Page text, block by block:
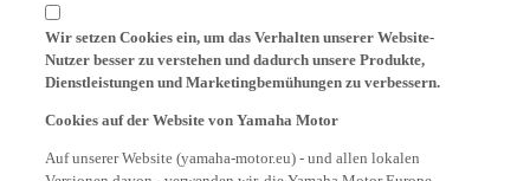
Nutzer besser zu verstehen und dadurch unsere Produkte,
Dienstleistungen und Marketingbemühungen zu verbessern.
Versionen davon - verwenden wir, die Yamaha Motor Europe